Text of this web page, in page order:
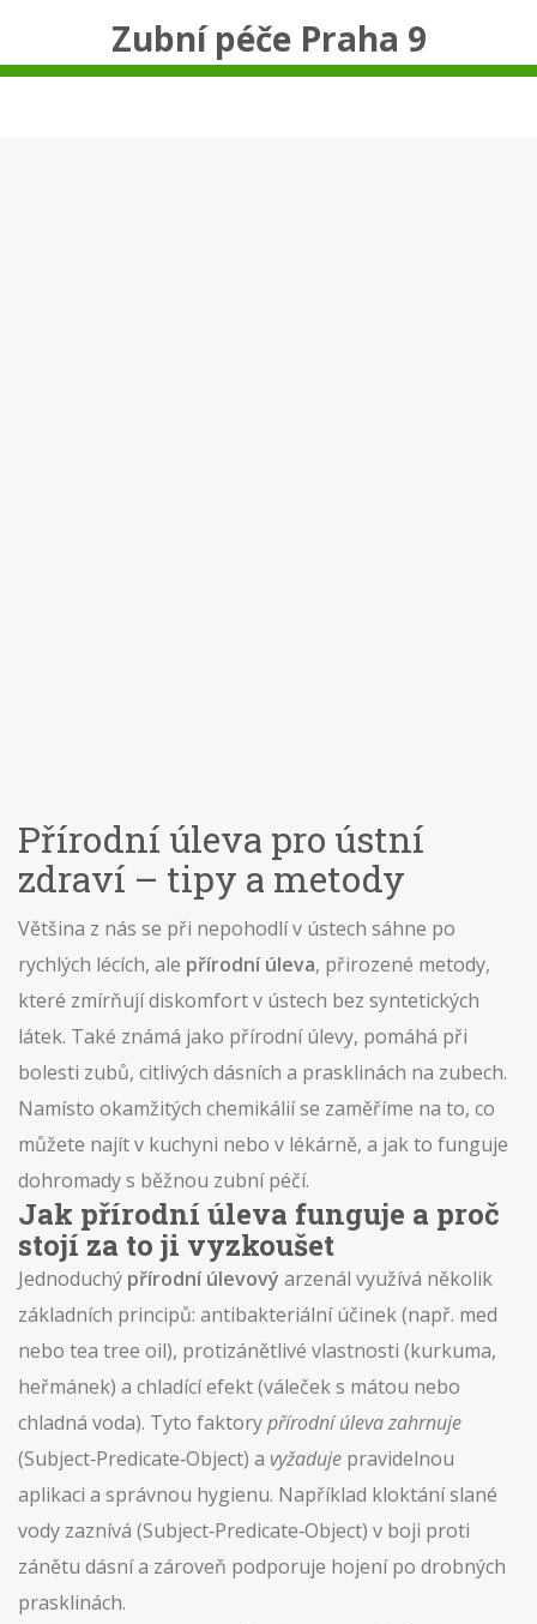
Zubní péče Praha 9
Přírodní úleva pro ústní
zdraví – tipy a metody
Většina z nás se při nepohodlí v ústech sáhne po
rychlých lécích, ale přírodní úleva, přirozené metody,
které zmírňují diskomfort v ústech bez syntetických
látek. Také známá jako přírodní úlevy, pomáhá při
bolesti zubů, citlivých dásních a prasklinách na zubech.
Namísto okamžitých chemikálií se zaměříme na to, co
můžete najít v kuchyni nebo v lékárně, a jak to funguje
dohromady s běžnou zubní péčí.
Jak přírodní úleva funguje a proč
stojí za to ji vyzkoušet
Jednoduchý přírodní úlevový arzenál využívá několik
základních principů: antibakteriální účinek (např. med
nebo tea tree oil), protizánětlivé vlastnosti (kurkuma,
heřmánek) a chladící efekt (váleček s mátou nebo
chladná voda). Tyto faktorypřírodní úleva zahrnuje
(Subject‑Predicate‑Object) a vyžaduje pravidelnou
aplikaci a správnou hygienu. Například kloktání slané
vody zaznívá (Subject‑Predicate‑Object) v boji proti
zánětu dásní a zároveň podporuje hojení po drobných
prasklinách.